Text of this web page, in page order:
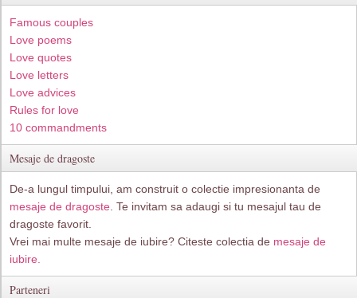
Famous couples
Love poems
Love quotes
Love letters
Love advices
Rules for love
10 commandments
Mesaje de dragoste
De-a lungul timpului, am construit o colectie impresionanta de
mesaje de dragoste . Te invitam sa adaugi si tu mesajul tau de
dragoste favorit.
Vrei mai multe mesaje de iubire? Citeste colectia de mesaje de
iubire.
Parteneri